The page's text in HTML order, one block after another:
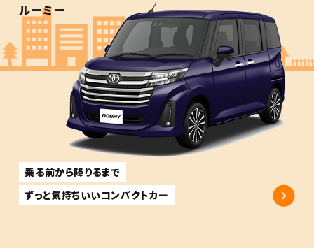
ルーミー
乗る前から降りるまで
ずっと気持ちいいコンパクトカー